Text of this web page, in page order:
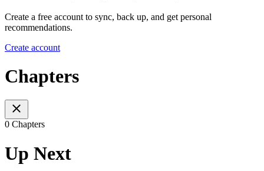
Create a free account to sync, back up, and get personal
recommendations.
Create account
Chapters
0 Chapters
Up Next